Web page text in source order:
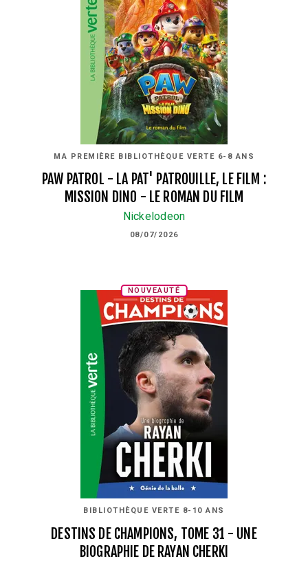
MA PREMIÈRE BIBLIOTHÈQUE VERTE 6-8 ANS
PAW PATROL - LA PAT' PATROUILLE, LE FILM :
MISSION DINO - LE ROMAN DU FILM
Nickelodeon
08/07/2026
NOUVEAUTÉ
BIBLIOTHÈQUE VERTE 8-10 ANS
DESTINS DE CHAMPIONS, TOME 31 - UNE
BIOGRAPHIE DE RAYAN CHERKI